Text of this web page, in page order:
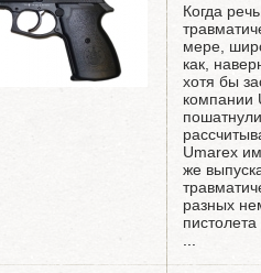
Когда
мере,
как,
хотя бы
компании
Umarex
же
разных